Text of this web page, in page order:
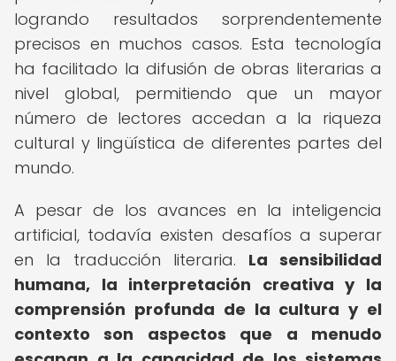
logrando resultados sorprendentemente
precisos en muchos casos. Esta tecnología
ha facilitado la difusión de obras literarias a
nivel global, permitiendo que un mayor
número de lectores accedan a la riqueza
cultural y lingüística de diferentes partes del
mundo.
A pesar de los avances en la inteligencia
artificial, todavía existen desafíos a superar
en la traducción literaria. La sensibilidad
humana, la interpretación creativa y la
comprensión profunda de la cultura y el
contexto son aspectos que a menudo